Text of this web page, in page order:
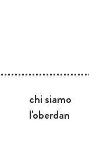
chi siamo
l'oberdan